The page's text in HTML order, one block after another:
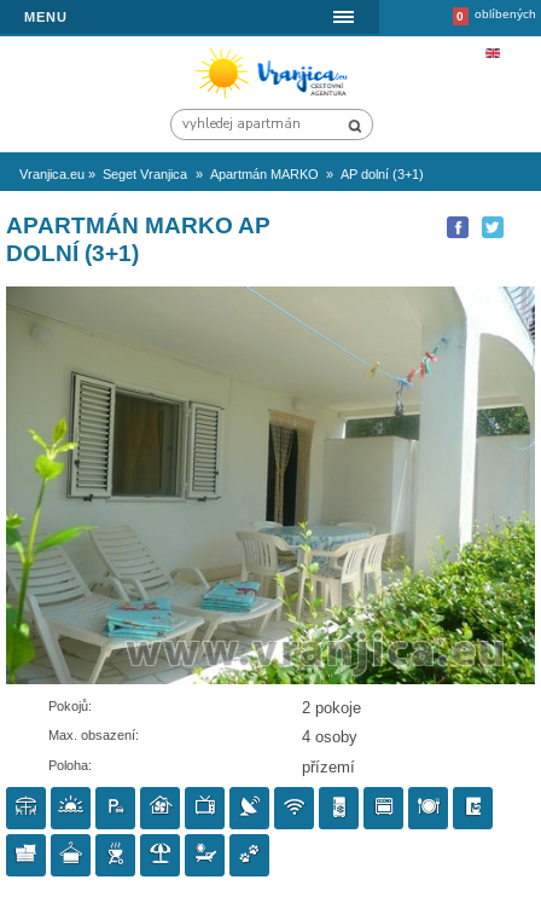
MENU
Vranjica.eu » Seget Vranjica » Apartmán MARKO AP dolní (3+1)
DOLNÍ (3+1)
Pokojů: